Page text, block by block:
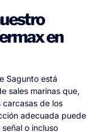
en
Sagunto está
sales marinas que,
de los
adecuada puede
o incluso